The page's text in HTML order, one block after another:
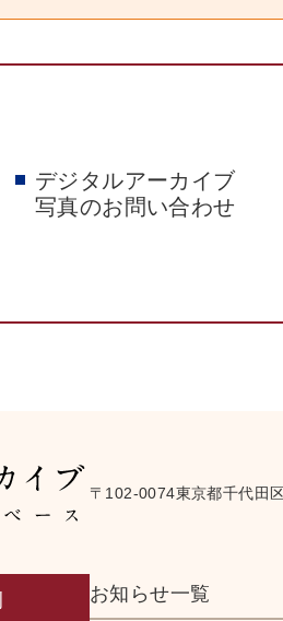
デジタルアーカイブ
写真のお問い合わせ
〒102-0074東京都千代田
お知らせ一覧